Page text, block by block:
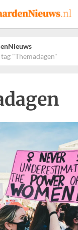
"Themadagen"